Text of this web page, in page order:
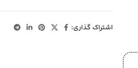
اشتراک گذاری: